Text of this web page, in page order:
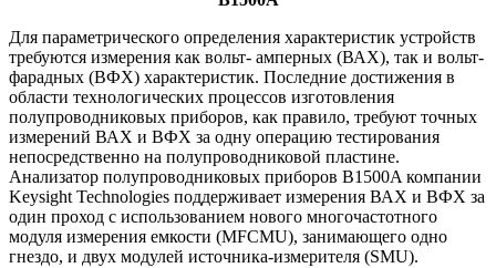
Для параметрического определения характеристик устройств
требуются измерения как вольт- амперных (ВАХ), так и вольт-
фарадных (ВФХ) характеристик. Последние достижения в
области технологических процессов изготовления
полупроводниковых приборов, как правило, требуют точных
измерений ВАХ и ВФХ за одну операцию тестирования
непосредственно на полупроводниковой пластине.
Анализатор полупроводниковых приборов B1500A компании
Keysight Technologies поддерживает измерения ВАХ и ВФХ за
один проход с использованием нового многочастотного
модуля измерения емкости (MFCMU), занимающего одно
гнездо, и двух модулей источника-измерителя (SMU).